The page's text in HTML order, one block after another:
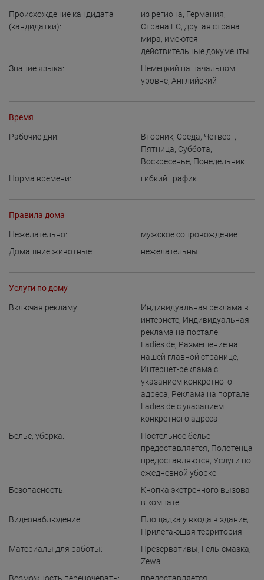
Происхождение кандидата
(кандидатки):
из региона, Германия,
Страна ЕС, другая страна
мира, имеются
действительные документы
Знание языка:
Немецкий на начальном
уровне, Английский
Время
Рабочие дни: Вторник, Среда, Четверг,
Пятница, Суббота,
Воскресенье, Понедельник
Норма времени:
гибкий график
Правила дома
Нежелательно:
мужское сопровождение
Домашние животные:
нежелательны
Услуги по дому
Включая рекламу:
Индивидуальная реклама в
интернете, Индивидуальная
реклама на портале
Ladies.de, Размещение на
нашей главной странице,
Интернет-реклама с
указанием конкретного
адреса, Реклама на портале
Ladies.de с указанием
конкретного адреса
Белье, уборка:
Постельное белье
предоставляется, Полотенца
предоставляются, Услуги по
ежедневной уборке
Безопасность:
Кнопка экстренного вызова
в комнате
Видеонаблюдение:
Площадка у входа в здание,
Прилегающая территория
Материалы для работы:
Презервативы, Гель-смазка,
Zewa